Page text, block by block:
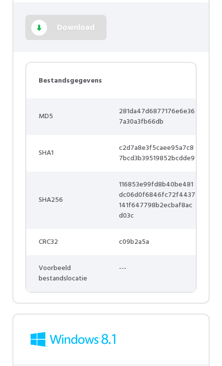
Download
Bestandsgegevens
MD5
281da47d6877176e6e36
7a30a3fb66db
SHA1
c2d7a8e3f5caee95a7c8
7bcd3b39519852bcdde9
SHA256
116853e99fd8b40be481
dc06d0f6846fc72f4437
141f647798b2ecbaf8ac
d03c
CRC32 c09b2a5a
Voorbeeld
bestandslocatie
---